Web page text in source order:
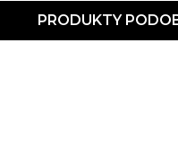
PRODUKTY